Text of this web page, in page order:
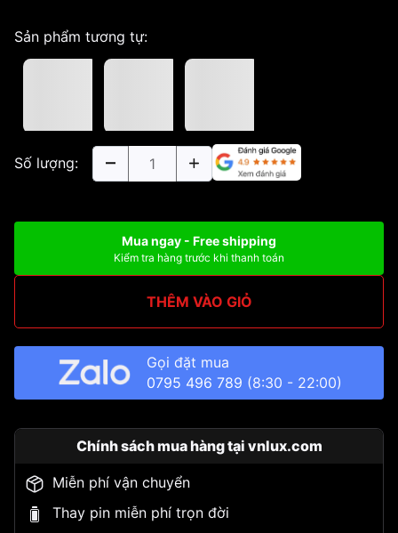
Sản phẩm tương tự:
Số lượng:
Mua ngay - Free shipping
Kiểm tra hàng trước khi thanh toán
THÊM VÀO GIỎ
Gọi đặt mua
0795 496 789 (8:30 - 22:00)
Chính sách mua hàng tại vnlux.com
Miễn phí vận chuyển
Thay pin miễn phí trọn đời